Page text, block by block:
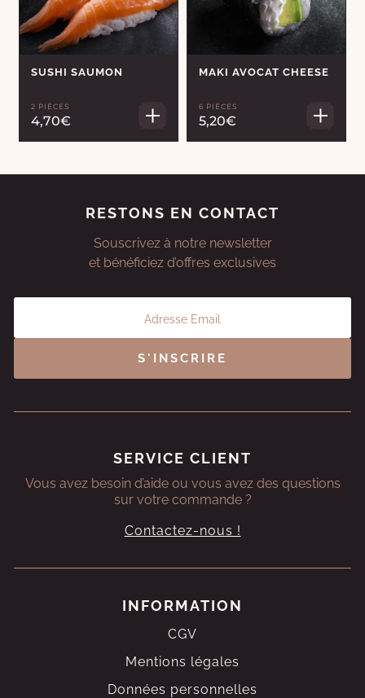
SUSHI SAUMON
2 PIÈCES
4,70€
MAKI AVOCAT CHEESE
6 PIÈCES
5,20€
RESTONS EN CONTACT
Souscrivez à notre newsletter
et bénéficiez d’offres exclusives
S'INSCRIRE
SERVICE CLIENT
Vous avez besoin d’aide ou vous avez des questions
sur votre commande ?
Contactez-nous !
INFORMATION
CGV
Mentions légales
Données personnelles